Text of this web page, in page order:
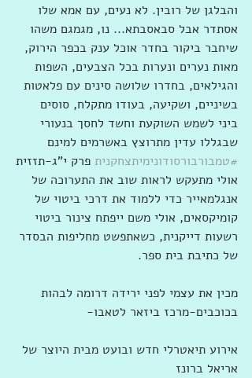
והבלגן של רובין. לא נעים, עם אמא שלו
אסתדר אבל סבאסבתא... נו, מגמגם משהו
שיחבר ביקור בחדר אוכל ענק בכפר הירוק,
מאות נערים ונערות בכל הצבעים, השפות
והגילאים, בחדרו שלושה סינים עם פלאטות
בשיניים, ושקיעה, בעודו מתקלח, סוסים
ביני לשמש השוקעת וחשד לחסך בנעורי
שבגללו עדין מתרוצץ באשרמים למינם
#טמבורבורסודונימיתצחקנית פרק י"ג-תזזית
אולי מתעקש לראות שוב את התערוכה של
אנגלמאייר כדי ללמוד את דרכי ביטוי של
קומיקסאים, אולי משם ייפתח צינור ביטוי
רשעות דייקנית, כשאתפשט מחליפות הבסדר
של כתיבת בית ספר.
מכין את עצמי לפני ירידה דרומה לבהות
בכוכבים-מרכז ביזאר לטאבו-
אירוע תיאטרלי חדש ובועט מבית היוצר של
אריאל ברונז